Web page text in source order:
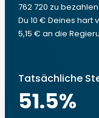
762 720 zu
Du 10 € Deines
5,15 € an die
Tatsächliche
51.5%